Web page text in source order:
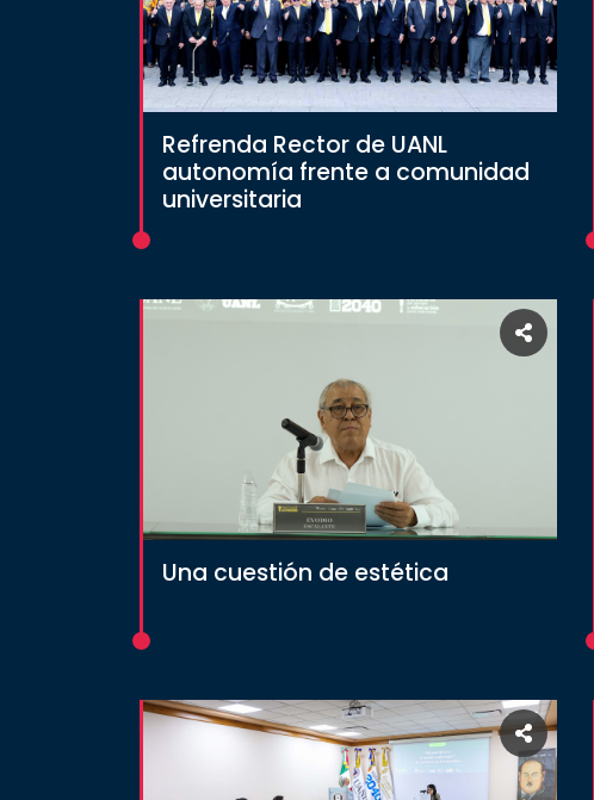
Refrenda Rector de UANL
autonomía frente a comunidad
universitaria
Una cuestión de estética